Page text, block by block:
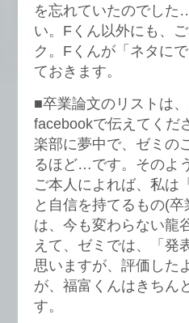
を忘れていたのでした
い。Fくん以外にも、
ク。Fくんが「ネタに
ておきます。
■卒業論文のリストは、
facebookで伝えてくだ
楽部に夢中で、ゼミの
るほど…です。そのよ
ご本人によれば、私は
と自信を持てるもの(
は、今も変わらない龍
えて、ゼミでは、「発
思いますが、評価した
が、福富くんはきちん
す。